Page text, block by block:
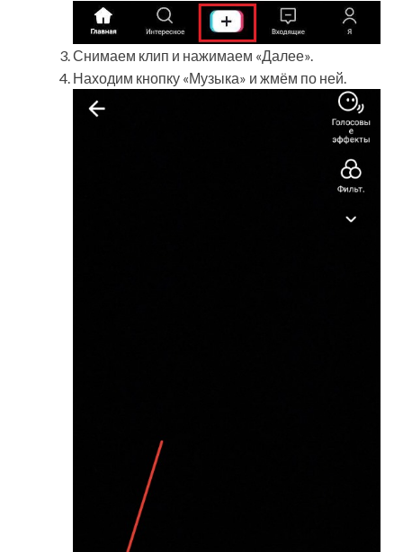
Снимаем клип и нажимаем «Далее».
Находим кнопку «Музыка» и жмём по ней.